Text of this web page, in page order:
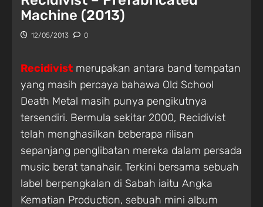
Machine (2013)
12/05/2013 0
Recidivist merupakan antara band tempatan
yang masih percaya bahawa Old School
Death Metal masih punya pengikutnya
tersendiri. Bermula sekitar 2000, Recidivist
telah menghasilkan beberapa rilisan
sepanjang penglibatan mereka dalam persada
music berat tanahair. Terkini bersama sebuah
label berpengkalan di Sabah iaitu Angka
Kematian Production, sebuah mini album